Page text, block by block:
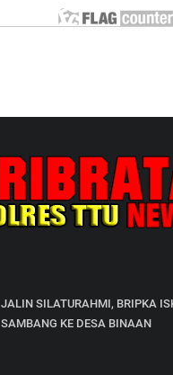
JALIN SILATURAHMI, BRIPKA
SAMBANG KE DESA BINAAN